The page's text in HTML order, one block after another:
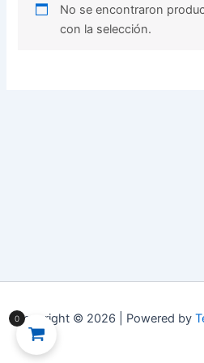
No se encontraron
con la selección.
Copyright © 2026 | Powered by
0